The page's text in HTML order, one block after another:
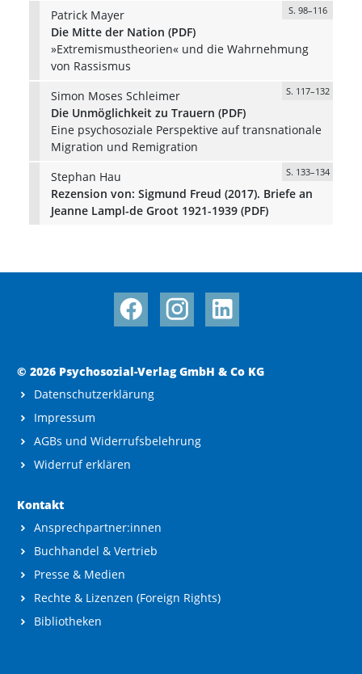
Patrick Mayer
S. 98–116
Die Mitte der Nation (PDF)
»Extremismustheorien« und die Wahrnehmung
von Rassismus
Simon Moses Schleimer
S. 117–132
Die Unmöglichkeit zu Trauern (PDF)
Eine psychosoziale Perspektive auf transnationale
Migration und Remigration
Stephan Hau
S. 133–134
Rezension von: Sigmund Freud (2017). Briefe an
Jeanne Lampl-de Groot 1921-1939 (PDF)
© 2026 Psychosozial-Verlag GmbH & Co KG
Datenschutzerklärung
Impressum
AGBs und Widerrufsbelehrung
Widerruf erklären
Kontakt
Ansprechpartner:innen
Buchhandel & Vertrieb
Presse & Medien
Rechte & Lizenzen (Foreign Rights)
Bibliotheken